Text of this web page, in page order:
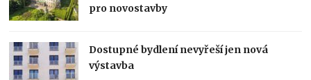
pro novostavby
Dostupné bydlení nevyřeší jen nová
výstavba